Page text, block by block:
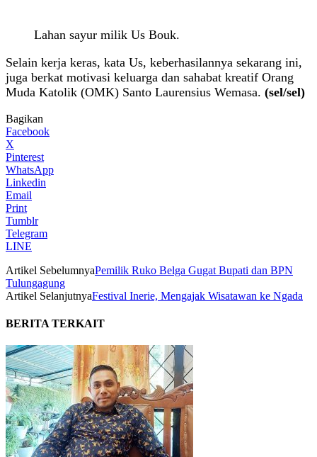
Lahan sayur milik Us Bouk.
Selain kerja keras, kata Us, keberhasilannya sekarang ini,
juga berkat motivasi keluarga dan sahabat kreatif Orang
Muda Katolik (OMK) Santo Laurensius Wemasa. (sel/sel)
Bagikan
Facebook
X
Pinterest
WhatsApp
Linkedin
Email
Print
Tumblr
Telegram
LINE
Artikel SebelumnyaPemilik Ruko Belga Gugat Bupati dan BPN
Tulungagung
Artikel SelanjutnyaFestival Inerie, Mengajak Wisatawan ke Ngada
BERITA TERKAIT